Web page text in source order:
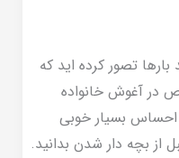
بارها تصور کرده اید که
در آغوش خانواده
احساس بسیار خوبی
از بچه دار شدن بدانید.